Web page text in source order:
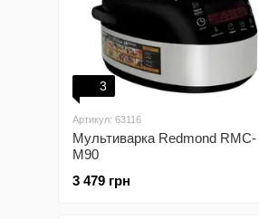
3
Артикул: 63116
Мультиварка Redmond RMC-
M90
3 479 грн